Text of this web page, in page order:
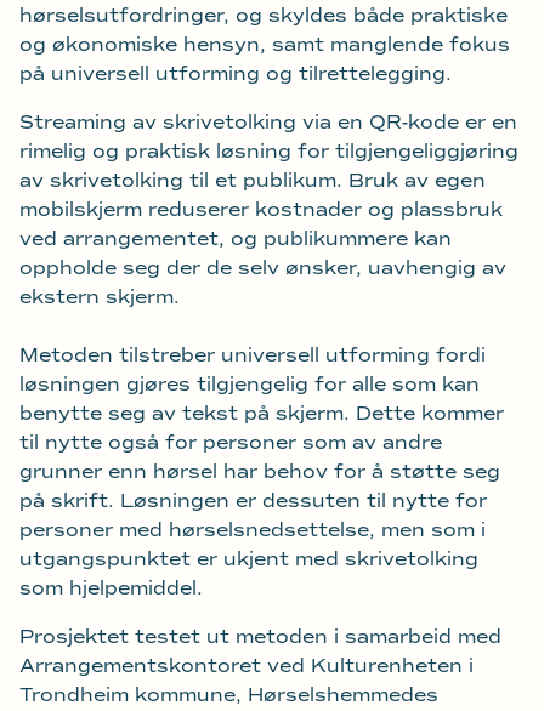
hørselsutfordringer, og skyldes både praktiske
og økonomiske hensyn, samt manglende fokus
på universell utforming og tilrettelegging.
Streaming av skrivetolking via en QR-kode er en
rimelig og praktisk løsning for tilgjengeliggjøring
av skrivetolking til et publikum. Bruk av egen
mobilskjerm reduserer kostnader og plassbruk
ved arrangementet, og publikummere kan
oppholde seg der de selv ønsker, uavhengig av
ekstern skjerm.
Metoden tilstreber universell utforming fordi
løsningen gjøres tilgjengelig for alle som kan
benytte seg av tekst på skjerm. Dette kommer
til nytte også for personer som av andre
grunner enn hørsel har behov for å støtte seg
på skrift. Løsningen er dessuten til nytte for
personer med hørselsnedsettelse, men som i
utgangspunktet er ukjent med skrivetolking
som hjelpemiddel.
Prosjektet testet ut metoden i samarbeid med
Arrangementskontoret ved Kulturenheten i
Trondheim kommune, Hørselshemmedes